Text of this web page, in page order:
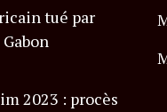
tué par
2023 : procès